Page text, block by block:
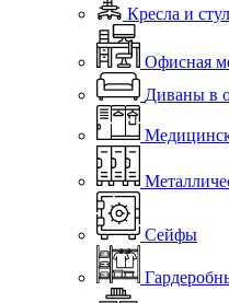
Кресла и
Офисная
Диваны в
Сейфы